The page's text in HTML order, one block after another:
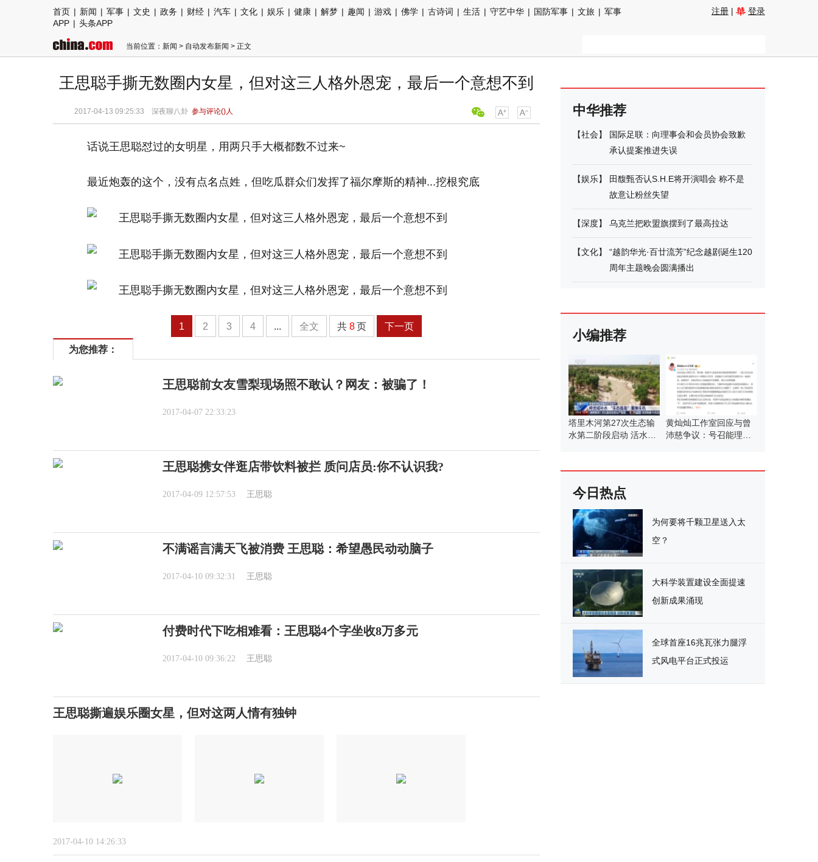
首页 | 新闻 | 军事 | 文史 | 政务 | 财经 | 汽车 | 文化 | 娱乐 | 健康 | 解梦 | 趣闻 | 游戏 | 佛学 | 古诗词 | 生活 | 守艺中华 | 国防军事 | 文旅 | 军事
APP | 头条APP
注册 | 登录
当前位置： 新闻 > 自动发布新闻 > 正文
王思聪手撕无数圈内女星，但对这三人格外恩宠，最后一个意想不到
2017-04-13 09:25:33 深夜聊八卦 参与评论()人
话说王思聪怼过的女明星，用两只手大概都数不过来~
最近炮轰的这个，没有点名点姓，但吃瓜群众们发挥了福尔摩斯的精神...挖根究底
1 2 3 4 ... 全文 共 8 页 下一页
为您推荐：
王思聪前女友雪梨现场照不敢认？网友：被骗了！
2017-04-07 22:33:23
王思聪携女伴逛店带饮料被拦 质问店员:你不认识我?
2017-04-09 12:57:53 王思聪
不满谣言满天飞被消费 王思聪：希望愚民动动脑子
2017-04-10 09:32:31 王思聪
付费时代下吃相难看：王思聪4个字坐收8万多元
2017-04-10 09:36:22 王思聪
王思聪撕遍娱乐圈女星，但对这两人情有独钟
2017-04-10 14:26:33
中华推荐
【社会】
国际足联：向理事会和会员协会致歉
承认提案推进失误
【娱乐】
田馥甄否认S.H.E将开演唱会 称不是
故意让粉丝失望
【深度】 乌克兰把欧盟旗摆到了最高拉达
【文化】
“越韵华光·百廿流芳”纪念越剧诞生120
周年主题晚会圆满播出
小编推荐
塔里木河第27次生态输
水第二阶段启动 活水滋
黄灿灿工作室回应与曾
沛慈争议：号召能理智
今日热点
为何要将千颗卫星送入太
空？
大科学装置建设全面提速
创新成果涌现
全球首座16兆瓦张力腿浮
式风电平台正式投运